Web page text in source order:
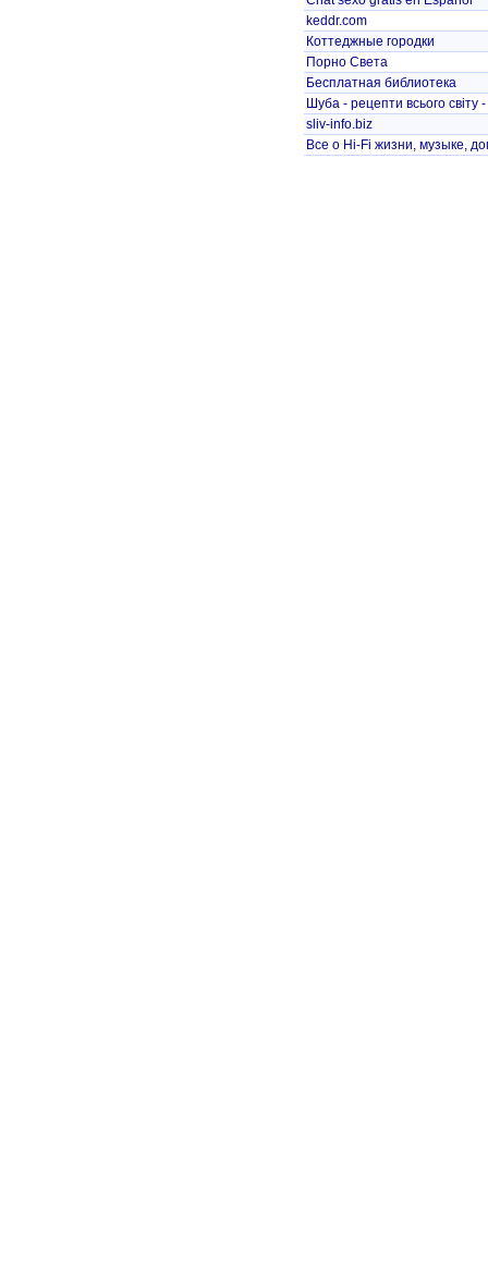
keddr.com
Коттеджные городки
Порно Света
Бесплатная библиотека
Шуба - рецепти всього світу
sliv-info.biz
Все о Hi-Fi жизни, музыке,